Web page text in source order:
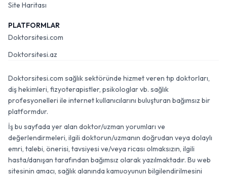
Site Haritası
PLATFORMLAR
Doktorsitesi.com
Doktorsitesi.az
Doktorsitesi.com sağlık sektöründe hizmet veren tıp doktorları,
diş hekimleri, fizyoterapistler, psikologlar vb. sağlık
profesyonelleri ile internet kullanıcılarını buluşturan bağımsız bir
platformdur.
İş bu sayfada yer alan doktor/uzman yorumları ve
değerlendirmeleri, ilgili doktorun/uzmanın doğrudan veya dolaylı
emri, talebi, önerisi, tavsiyesi ve/veya ricası olmaksızın, ilgili
hasta/danışan tarafından bağımsız olarak yazılmaktadır. Bu web
sitesinin amacı, sağlık alanında kamuoyunun bilgilendirilmesini